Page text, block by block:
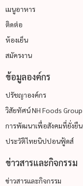
เมนูอาหาร
ติดต่อ
ห้องเย็น
สมัครงาน
ข้อมูลองค์กร
ปรัชญาองค์กร
วิสัยทัศน์ NH Foods Group
การพัฒนาเพื่อสังคมที่ยั่งยืน
ประวัติไทยนิปปอนฟู้ดส์
ข่าวสารและกิจกรรม
ข่าวสารและกิจกรรม